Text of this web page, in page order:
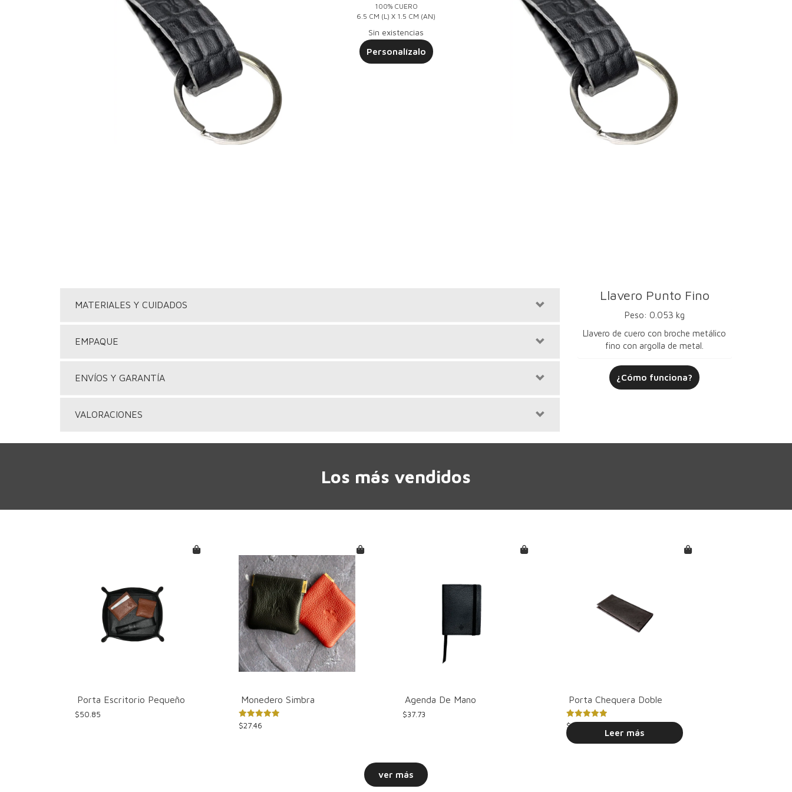
100% CUERO
6.5 CM (L) X 1.5 CM (AN)
Sin existencias
Personalízalo
MATERIALES Y CUIDADOS
EMPAQUE
ENVÍOS Y GARANTÍA
VALORACIONES
Llavero Punto Fino
Peso: 0.053 kg
Llavero de cuero con broche metálico
fino con argolla de metal.
¿Cómo funciona?
Los más vendidos
Porta Escritorio Pequeño
$50.85
Monedero Simbra
Valorado
con
$27.46
Agenda De Mano
$37.73
Porta Chequera Doble
Valorado
con
5.00
de 5
$81.35
Leer más
ver más